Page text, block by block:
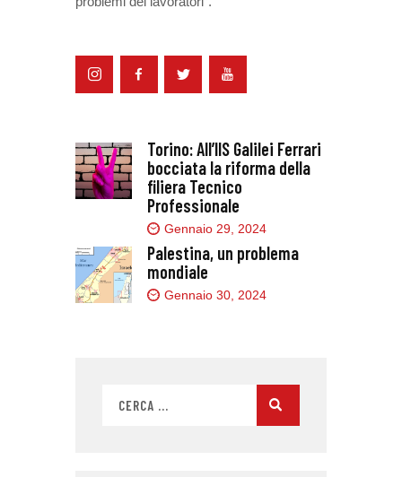
Torino: All’IIS Galilei Ferrari
bocciata la riforma della
filiera Tecnico
Professionale
Gennaio 29, 2024
Palestina, un problema
mondiale
Gennaio 30, 2024